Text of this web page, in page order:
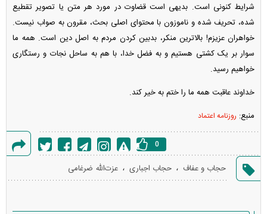
شرایط کنونی است. بدیهی است قضاوت در مورد هر متن یا تصویر تقطیع
شده، تحریف شده و ناموزون با محتوای اصلی بحث، مقرون به صواب نیست.
خواهران عزیزم! بالاترین منکر، بدبین کردن مردم به اصل دین است. همه ما
سوار بر یک کشتی هستیم و به فضل خدا، با هم به ساحل نجات و رستگاری
خواهیم رسید.
خداوند عاقبت همه ما را ختم به خیر کند.
منبع: روزنامه اعتماد
گزارش
خطا
0
حجاب و عفاف ، حجاب اجباری ، عزت‌الله ضرغامی